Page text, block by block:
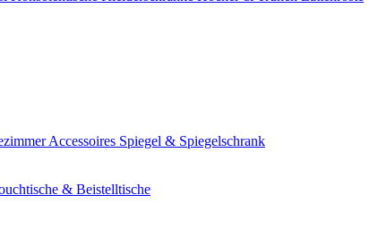
Accessoires Spiegel & Spiegelschrank
& Beistelltische